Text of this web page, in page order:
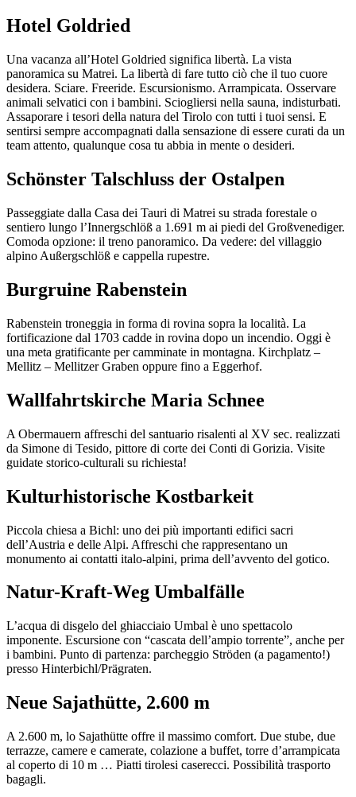
Hotel Goldried
Una vacanza all’Hotel Goldried significa libertà. La vista
panoramica su Matrei. La libertà di fare tutto ciò che il tuo cuore
desidera. Sciare. Freeride. Escursionismo. Arrampicata. Osservare
animali selvatici con i bambini. Sciogliersi nella sauna, indisturbati.
Assaporare i tesori della natura del Tirolo con tutti i tuoi sensi. E
sentirsi sempre accompagnati dalla sensazione di essere curati da un
team attento, qualunque cosa tu abbia in mente o desideri.
Schönster Talschluss der Ostalpen
Passeggiate dalla Casa dei Tauri di Matrei su strada forestale o
sentiero lungo l’Innergschlöß a 1.691 m ai piedi del Großvenediger.
Comoda opzione: il treno panoramico. Da vedere: del villaggio
alpino Außergschlöß e cappella rupestre.
Burgruine Rabenstein
Rabenstein troneggia in forma di rovina sopra la località. La
fortificazione dal 1703 cadde in rovina dopo un incendio. Oggi è
una meta gratificante per camminate in montagna. Kirchplatz –
Mellitz – Mellitzer Graben oppure fino a Eggerhof.
Wallfahrtskirche Maria Schnee
A Obermauern affreschi del santuario risalenti al XV sec. realizzati
da Simone di Tesido, pittore di corte dei Conti di Gorizia. Visite
guidate storico-culturali su richiesta!
Kulturhistorische Kostbarkeit
Piccola chiesa a Bichl: uno dei più importanti edifici sacri
dell’Austria e delle Alpi. Affreschi che rappresentano un
monumento ai contatti italo-alpini, prima dell’avvento del gotico.
Natur-Kraft-Weg Umbalfälle
L’acqua di disgelo del ghiacciaio Umbal è uno spettacolo
imponente. Escursione con “cascata dell’ampio torrente”, anche per
i bambini. Punto di partenza: parcheggio Ströden (a pagamento!)
presso Hinterbichl/Prägraten.
Neue Sajathütte, 2.600 m
A 2.600 m, lo Sajathütte offre il massimo comfort. Due stube, due
terrazze, camere e camerate, colazione a buffet, torre d’arrampicata
al coperto di 10 m … Piatti tirolesi caserecci. Possibilità trasporto
bagagli.